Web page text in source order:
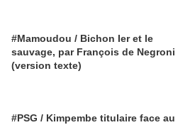
#Mamoudou / Bichon Ier et le
sauvage, par François de Negroni
(version texte)
#PSG / Kimpembe titulaire face au